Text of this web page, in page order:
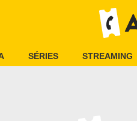
SÉRIES STREAMING